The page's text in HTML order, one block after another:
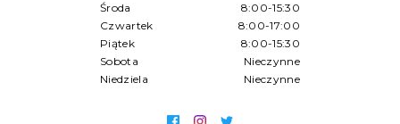
Środa
8:00-15:30
Czwartek
8:00-17:00
Piątek
8:00-15:30
Sobota
Nieczynne
Niedziela
Nieczynne